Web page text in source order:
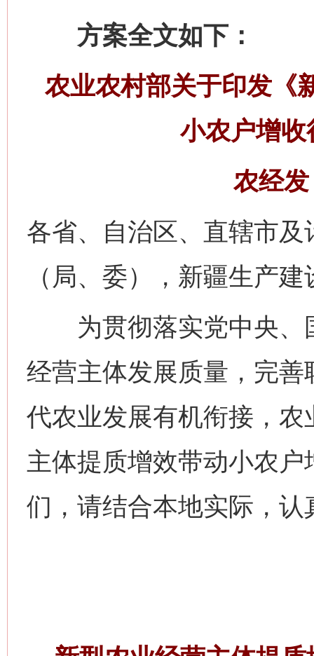
方案全文如下：
农业农村部关于印发《
小农户增
农经
各省、自治区、直辖市
（局、委），新疆生产
为贯彻落实党中央、
经营主体发展质量，完
代农业发展有机衔接，
主体提质增效带动小农
们，请结合本地实际，认